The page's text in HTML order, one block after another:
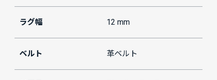
ラグ幅 12 mm
ベルト 革ベルト